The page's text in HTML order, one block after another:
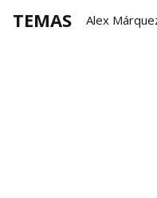
TEMAS Alex